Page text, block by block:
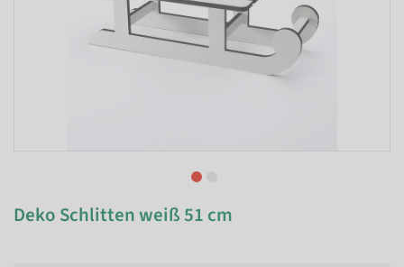
Deko Schlitten weiß 51 cm